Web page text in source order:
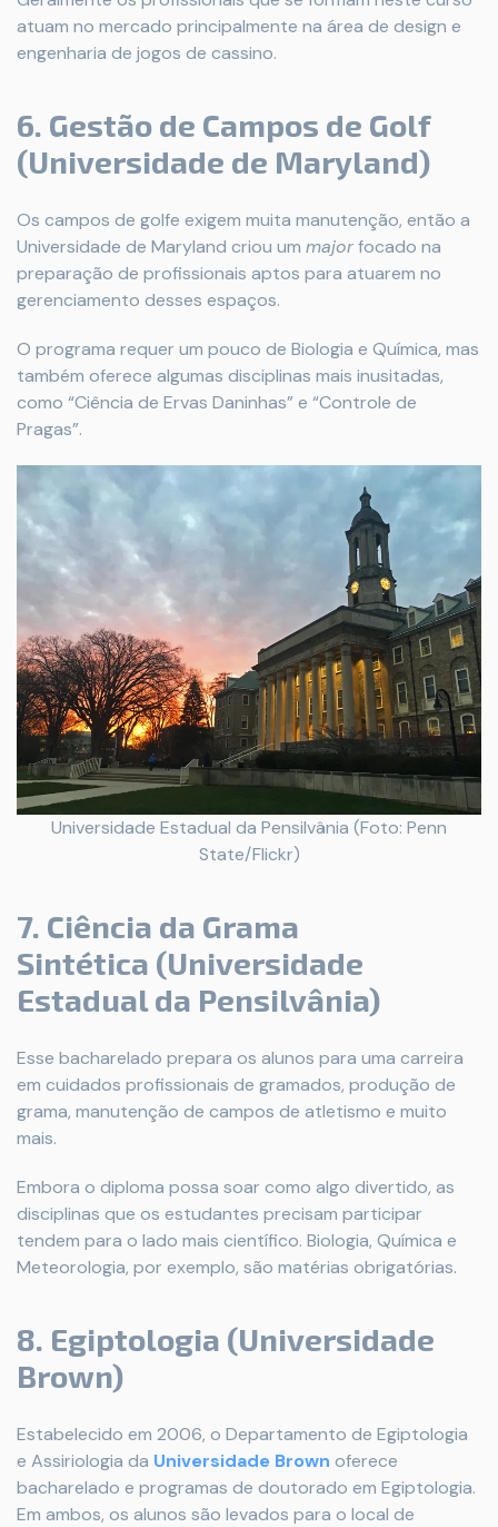
atuam no mercado principalmente na área de design e
engenharia de jogos de cassino.
6. Gestão de Campos de Golf
(Universidade de Maryland)
Os campos de golfe exigem muita manutenção, então a
Universidade de Maryland criou um majorfocado na
preparação de profissionais aptos para atuarem no
gerenciamento desses espaços.
O programa requer um pouco de Biologia e Química, mas
também oferece algumas disciplinas mais inusitadas,
como “Ciência de Ervas Daninhas” e “Controle de
Pragas”.
Universidade Estadual da Pensilvânia (Foto: Penn
State/Flickr)
7. Ciência da Grama
Sintética (Universidade
Estadual da Pensilvânia)
Esse bacharelado prepara os alunos para uma carreira
em cuidados profissionais de gramados, produção de
grama, manutenção de campos de atletismo e muito
mais.
Embora o diploma possa soar como algo divertido, as
disciplinas que os estudantes precisam participar
tendem para o lado mais científico. Biologia, Química e
Meteorologia, por exemplo, são matérias obrigatórias.
8. Egiptologia (Universidade
Brown)
Estabelecido em 2006, o Departamento de Egiptologia
e Assiriologia da Universidade Brown oferece
bacharelado e programas de doutorado em Egiptologia.
Em ambos, os alunos são levados para o local de